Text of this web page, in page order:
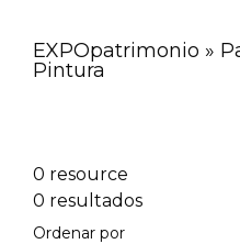
EXPOpatrimonio »
Pintura
0 resource
0 resultados
Ordenar por